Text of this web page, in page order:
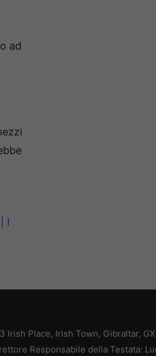
ad
I
Place, Irish Town, Gibraltar,
Responsabile della Testata: